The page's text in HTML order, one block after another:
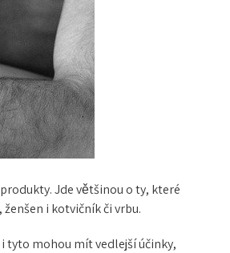
Jde většinou o ty, které
i kotvičník či vrbu.
tyto mohou mít vedlejší účinky,